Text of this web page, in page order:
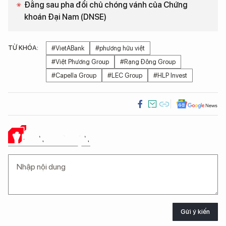
Đằng sau pha đổi chủ chóng vánh của Chứng
khoán Đại Nam (DNSE)
TỪ KHÓA: #VietABank
#phương hữu việt
#Việt Phương Group
#Rạng Đông Group
#Capella Group
#LEC Group #HLP Invest
Ý KIẾN CỦA BẠN
Gửi ý kiến